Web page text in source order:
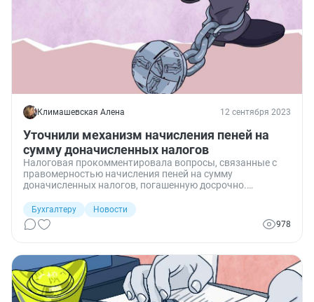
Климашевская Алена 12 сентября 2023
Уточнили механизм начисления пеней на
сумму доначисленных налогов
Налоговая прокомментировала вопросы, связанные с
правомерностью начисления пеней на сумму
доначисленных налогов, погашенную досрочно.
на ЕНС и условий зачета положительного сальдо ЕНС.
Бухгалтеру
Новости
978